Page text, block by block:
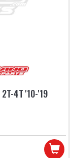
2T-4T '10-'19